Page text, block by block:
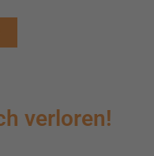
verloren!